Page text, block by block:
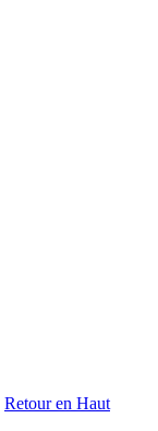
Retour en Haut